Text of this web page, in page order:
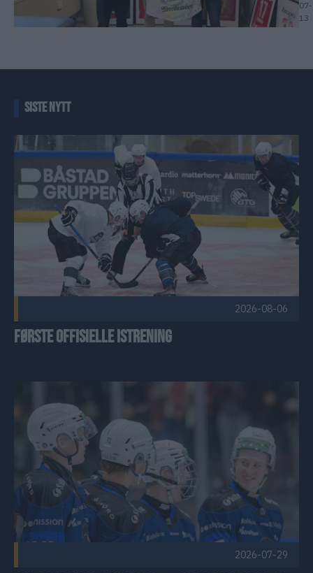
07-
13
SISTE NYTT
Første offisielle istrening Publisert 2026-08-06
2026-08-06
Første offisielle istrening
2026-07-29